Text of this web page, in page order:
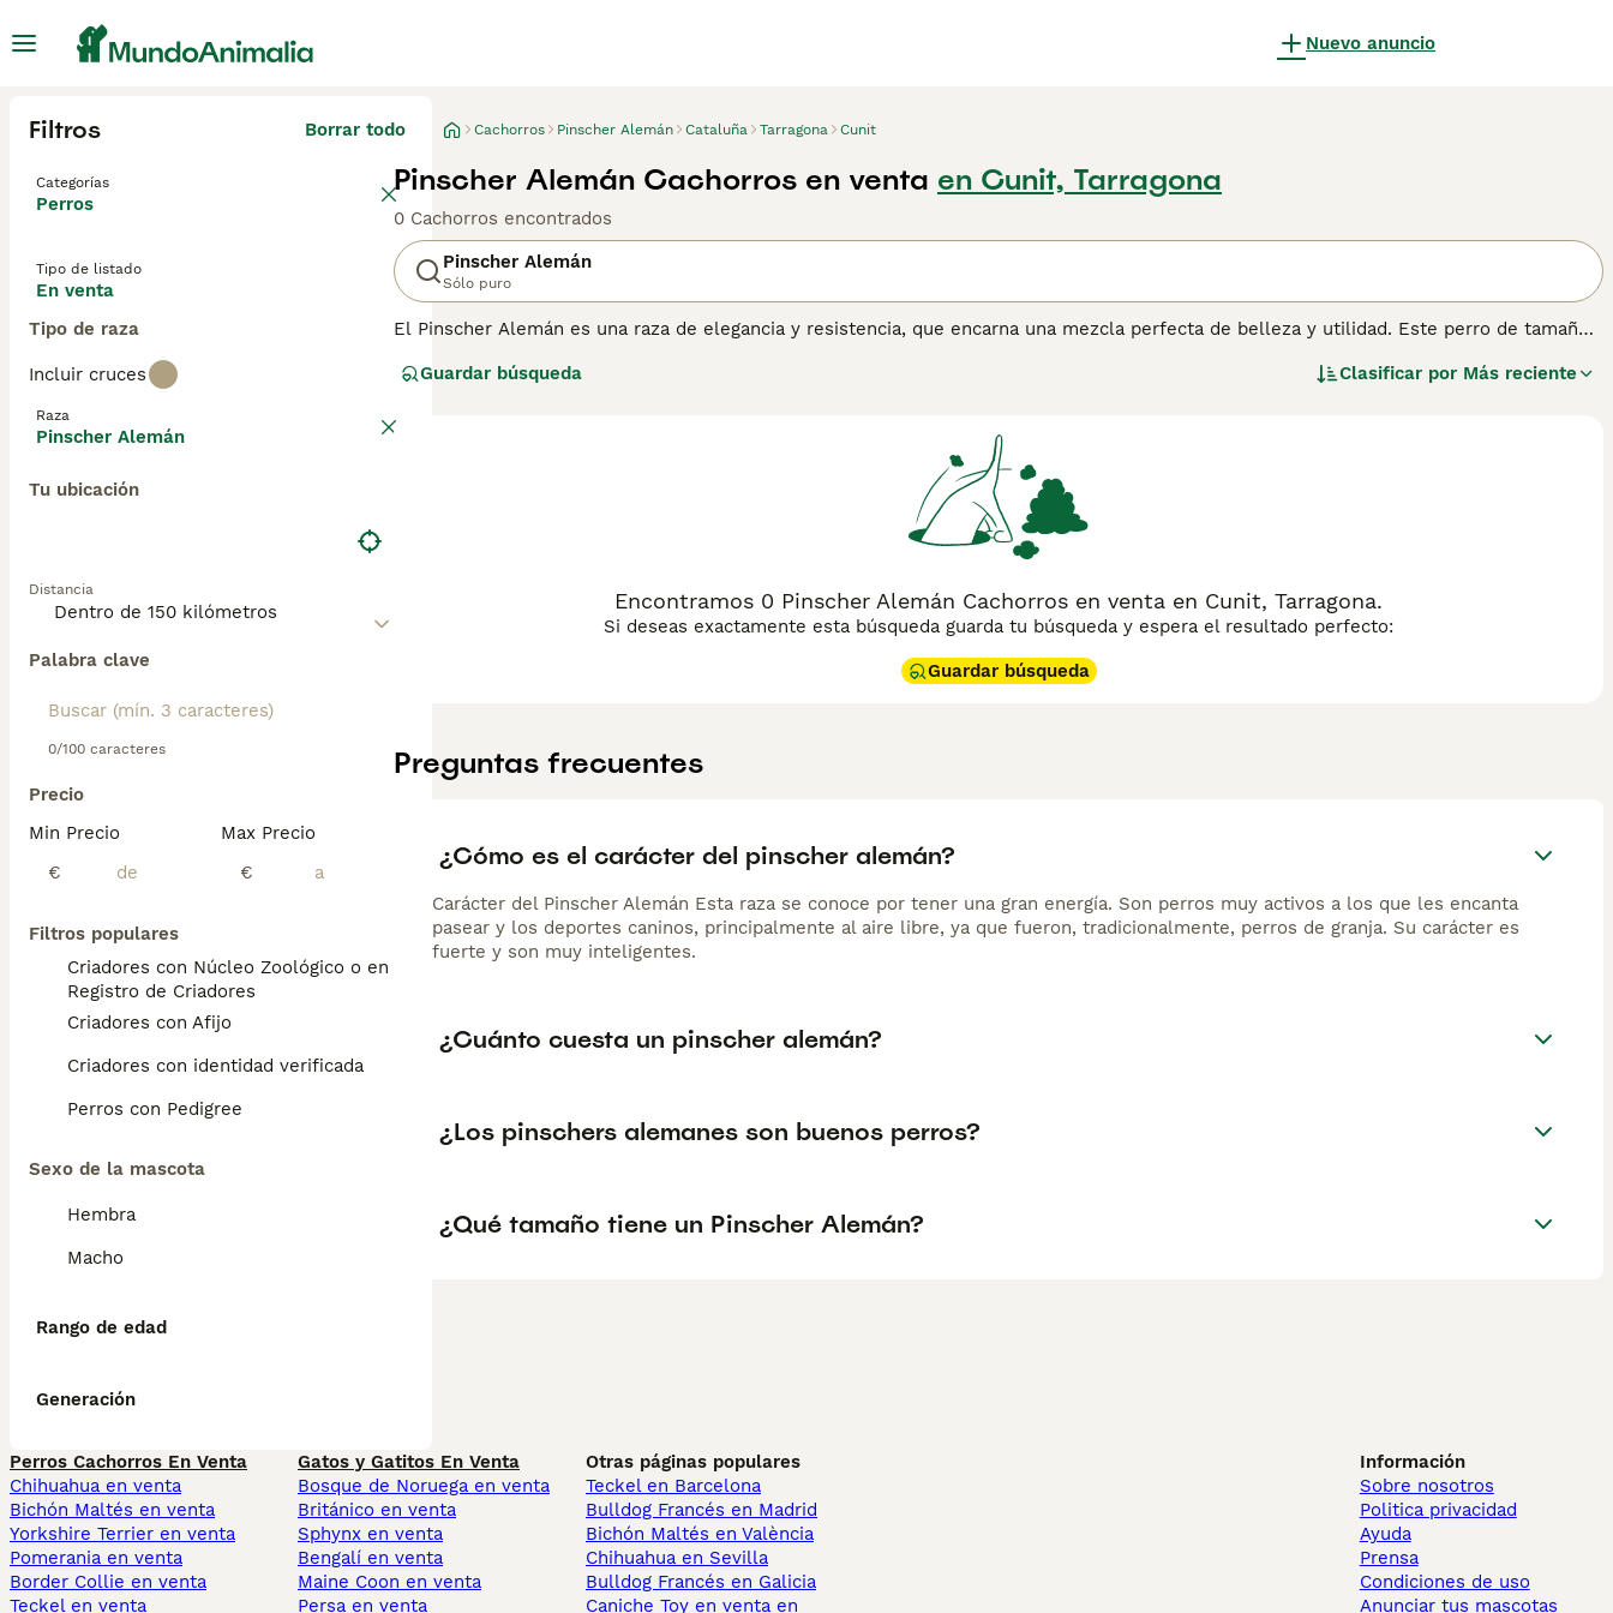
Nuevo anuncio
Filtros Borrar todo
Categorías
Perros
Tipo de listado
En venta
Tipo de raza
Incluir cruces
Raza
Pinscher Alemán
Tu ubicación
Distancia
Palabra clave
0/100 caracteres
Precio
Min Precio
€
Max Precio
€
Filtros populares
Criadores con Núcleo Zoológico o en el
Registro de Criadores
Criadores con Afijo
Criadores con identidad verificada
Perros con Pedigree
Sexo de la mascota
Hembra
Macho
Rango de edad
Generación
Cachorros Pinscher Alemán Cataluña Tarragona Cunit
Pinscher Alemán Cachorros en venta en Cunit, Tarragona
0 Cachorros encontrados
Pinscher Alemán
Sólo puro
El Pinscher Alemán es una raza de elegancia y resistencia, que encarna una mezcla perfecta de belleza y utilidad. Este perro de tamaño
por su cuerpo bien musculado y su actitud enérgica, los Pinschers Alemanes son tan ágiles como fuertes, lo que los convierte en
principalmente para proteger hogares y granjas, así como para cazar ratas. Esta raza comparte su ascendencia con el Doberman Pinscher
y el Miniature Pinscher, mostrando un orgulloso legado de versatilidad y coraje. A pesar de su pasado como perro de trabajo, los
Pinschers Alemanes se han adaptado perfectamente al rol de mascotas queridas, gracias a su naturaleza inteligente y afectuosa. Los
Pinschers Alemanes son conocidos por su lealtad y sus instintos protectores, lo que los convierte en vigilantes atentos. Su inteligencia y
ganas de aprender los hacen altamente entrenables, aunque responden mejor a métodos de refuerzo positivo y constante. Esta raza
tiene un alto nivel de energía, requiriendo ejercicio regular y estimulación mental para mantenerse saludable y contento. Lee nuestra
Guardar búsqueda Clasificar por Más reciente
Encontramos 0 Pinscher Alemán Cachorros en venta en Cunit, Tarragona.
Si deseas exactamente esta búsqueda guarda tu búsqueda y espera el resultado perfecto:
Guardar búsqueda
Preguntas frecuentes
¿Cómo es el carácter del pinscher alemán?
Carácter del Pinscher Alemán Esta raza se conoce por tener una gran energía. Son perros muy activos a los que les encanta
pasear y los deportes caninos, principalmente al aire libre, ya que fueron, tradicionalmente, perros de granja. Su carácter es
fuerte y son muy inteligentes.
¿Cuánto cuesta un pinscher alemán?
¿Los pinschers alemanes son buenos perros?
¿Qué tamaño tiene un Pinscher Alemán?
Perros Cachorros En Venta
Chihuahua en venta
Bichón Maltés en venta
Yorkshire Terrier en venta
Pomerania en venta
Border Collie en venta
Teckel en venta
Gatos y Gatitos En Venta
Bosque de Noruega en venta
Británico en venta
Sphynx en venta
Bengalí en venta
Maine Coon en venta
Persa en venta
Otras páginas populares
Teckel en Barcelona
Bulldog Francés en Madrid
Bichón Maltés en València
Chihuahua en Sevilla
Bulldog Francés en Galicia
Caniche Toy en venta en
Información
Sobre nosotros
Politica privacidad
Ayuda
Prensa
Condiciones de uso
Anunciar tus mascotas